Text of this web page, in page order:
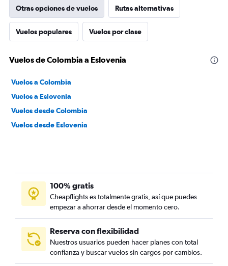
Otras opciones de vuelos Rutas alternativas
Vuelos populares Vuelos por clase
Vuelos de Colombia a Eslovenia
Vuelos a Colombia
Vuelos a Eslovenia
Vuelos desde Colombia
Vuelos desde Eslovenia
100% gratis
Cheapflights es totalmente gratis, así que puedes
empezar a ahorrar desde el momento cero.
Reserva con flexibilidad
Nuestros usuarios pueden hacer planes con total
confianza y buscar vuelos sin cargos por cambios.